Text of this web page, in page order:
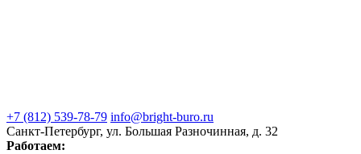
+7 (812) 539-78-79 info@bright-buro.ru
Санкт-Петербург, ул. Большая Разночинная, д. 32
Работаем: